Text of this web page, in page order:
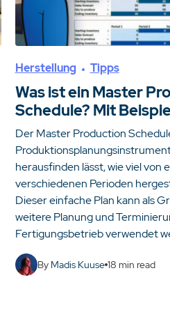
Herstellung Tipps
Was ist ein Master
Schedule? Mit
Der Master Production
herausfinden lässt, wie viel von
verschiedenen Perioden
Dieser einfache Plan kann als
weitere Planung und
Fertigungsbetrieb verwendet
By Madis Kuuse 18 min read